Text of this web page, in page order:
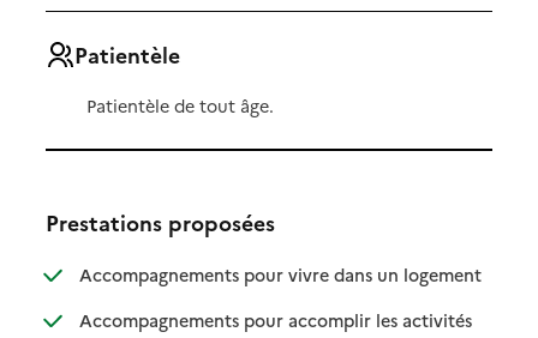
Patientèle
Patientèle de tout âge.
Prestations proposées
Accompagnements pour vivre dans un logement
:
: non
Accompagnements pour accomplir les activités